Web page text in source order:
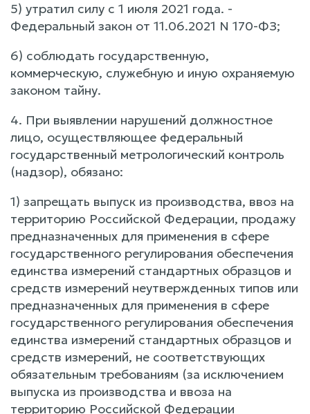
5) утратил силу с 1 июля 2021 года. -
Федеральный закон от 11.06.2021 N 170-ФЗ;
6) соблюдать государственную,
коммерческую, служебную и иную охраняемую
законом тайну.
4. При выявлении нарушений должностное
лицо, осуществляющее федеральный
государственный метрологический контроль
(надзор), обязано:
1) запрещать выпуск из производства, ввоз на
территорию Российской Федерации, продажу
предназначенных для применения в сфере
государственного регулирования обеспечения
единства измерений стандартных образцов и
средств измерений неутвержденных типов или
предназначенных для применения в сфере
государственного регулирования обеспечения
единства измерений стандартных образцов и
средств измерений, не соответствующих
обязательным требованиям (за исключением
выпуска из производства и ввоза на
территорию Российской Федерации